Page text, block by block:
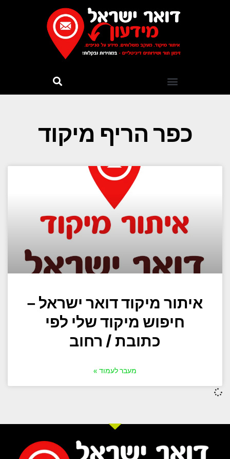
כפר הריף מיקוד
איתור מיקוד דואר ישראל –
חיפוש מיקוד שלי לפי
כתובת / רחוב
מעבר לעמוד »